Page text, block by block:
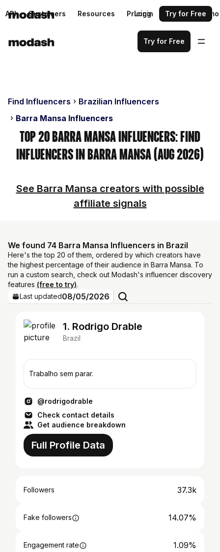
API Customers Resources Pricing Request a demo
Login Try for Free
Try for Free
Find Influencers
Brazilian Influencers
Barra Mansa Influencers
Top 20 Barra Mansa Influencers: Find
Influencers in Barra Mansa (Aug 2026)
See Barra Mansa creators with possible
affiliate signals
We found 74 Barra Mansa Influencers in Brazil
Here's the top 20 of them, ordered by which creators have
the highest percentage of their audience in Barra Mansa. To
run a custom search, check out Modash's influencer discovery
features (free to try).
Last updated08/05/2026
1. Rodrigo Drable
Brazil
Trabalho sem parar.
@rodrigodrable
Check contact details
Get audience breakdown
Full Profile Data
Followers 37.3k
Fake followers 14.07%
Engagement rate 1.09%